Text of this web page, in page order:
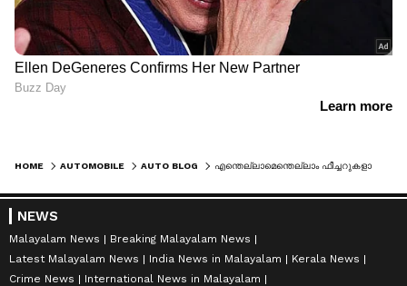
HOME AUTOMOBILE AUTO BLOG
NEWS
Malayalam News
Breaking Malayalam News
Latest Malayalam News
India News in Malayalam
Kerala News
Crime News
International News in Malayalam